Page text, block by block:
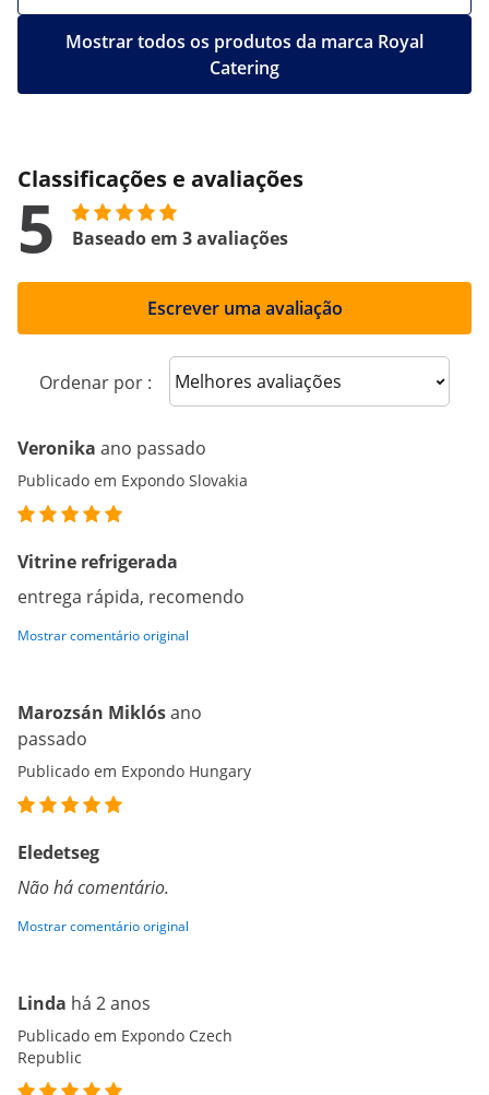
Mostrar todos os produtos da marca Royal
Catering
Classificações e avaliações
5 Baseado em 3 avaliações
Escrever uma avaliação
Ordenar por : Sort reviews
Veronika ano passado
Publicado em Expondo Slovakia
Vitrine refrigerada
entrega rápida, recomendo
Mostrar comentário original
Marozsán Miklósano
passado
Publicado em Expondo Hungary
Eledetseg
Não há comentário.
Mostrar comentário original
Linda há 2 anos
Publicado em Expondo Czech
Republic